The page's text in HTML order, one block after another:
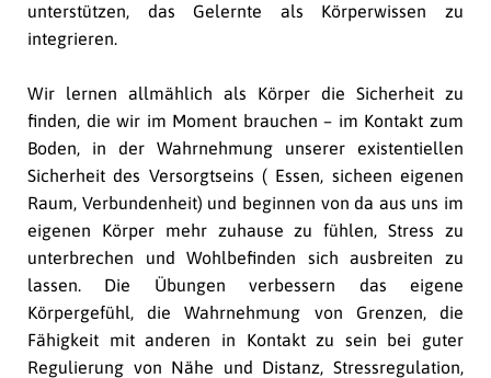
unterstützen, das Gelernte als Körperwissen zu
integrieren.
Wir lernen allmählich als Körper die Sicherheit zu
finden, die wir im Moment brauchen – im Kontakt zum
Boden, in der Wahrnehmung unserer existentiellen
Sicherheit des Versorgtseins ( Essen, sicheen eigenen
Raum, Verbundenheit) und beginnen von da aus uns im
eigenen Körper mehr zuhause zu fühlen, Stress zu
unterbrechen und Wohlbefinden sich ausbreiten zu
lassen. Die Übungen verbessern das eigene
Körpergefühl, die Wahrnehmung von Grenzen, die
Fähigkeit mit anderen in Kontakt zu sein bei guter
Regulierung von Nähe und Distanz, Stressregulation,